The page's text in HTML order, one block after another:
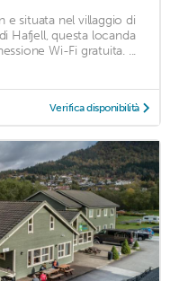
e situata nel villaggio di
Hafjell, questa locanda
Wi-Fi gratuita. ...
Verifica disponibilità